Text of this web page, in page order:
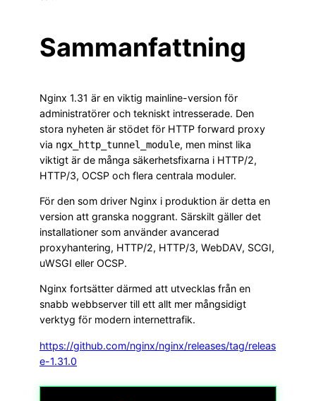
Sammanfattning
Nginx 1.31 är en viktig mainline-version för
administratörer och tekniskt intresserade. Den
stora nyheten är stödet för HTTP forward proxy
via ngx_http_tunnel_module, men minst lika
viktigt är de många säkerhetsfixarna i HTTP/2,
HTTP/3, OCSP och flera centrala moduler.
För den som driver Nginx i produktion är detta en
version att granska noggrant. Särskilt gäller det
installationer som använder avancerad
proxyhantering, HTTP/2, HTTP/3, WebDAV, SCGI,
uWSGI eller OCSP.
Nginx fortsätter därmed att utvecklas från en
snabb webbserver till ett allt mer mångsidigt
verktyg för modern internettrafik.
https://github.com/nginx/nginx/releases/tag/releas
e-1.31.0